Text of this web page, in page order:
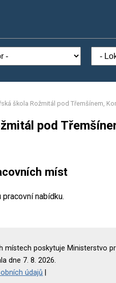
škola Rožmitál pod Třemšínem,
pod
míst
nabídku.
místech poskytuje Ministerstvo
dne 7. 8. 2026.
údajů